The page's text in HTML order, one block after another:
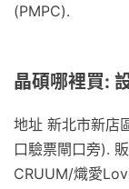
(PMPC).
晶碩哪裡買:
地址 新北市新店
口驗票閘口旁).
CRUUM/熾愛